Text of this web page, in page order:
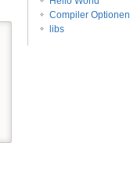
Compiler Optionen
libs